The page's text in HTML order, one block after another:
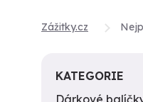
Zážitky.cz
KATEGORIE
Dárkové